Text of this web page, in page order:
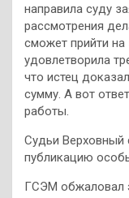
направила суду
рассмотрения
сможет прийти на
удовлетворила
что истец
сумму. А вот
работы.
Судьи Верховный
публикацию
ГСЭМ обжаловал